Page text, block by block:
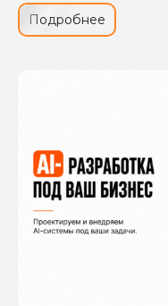
Подробнее